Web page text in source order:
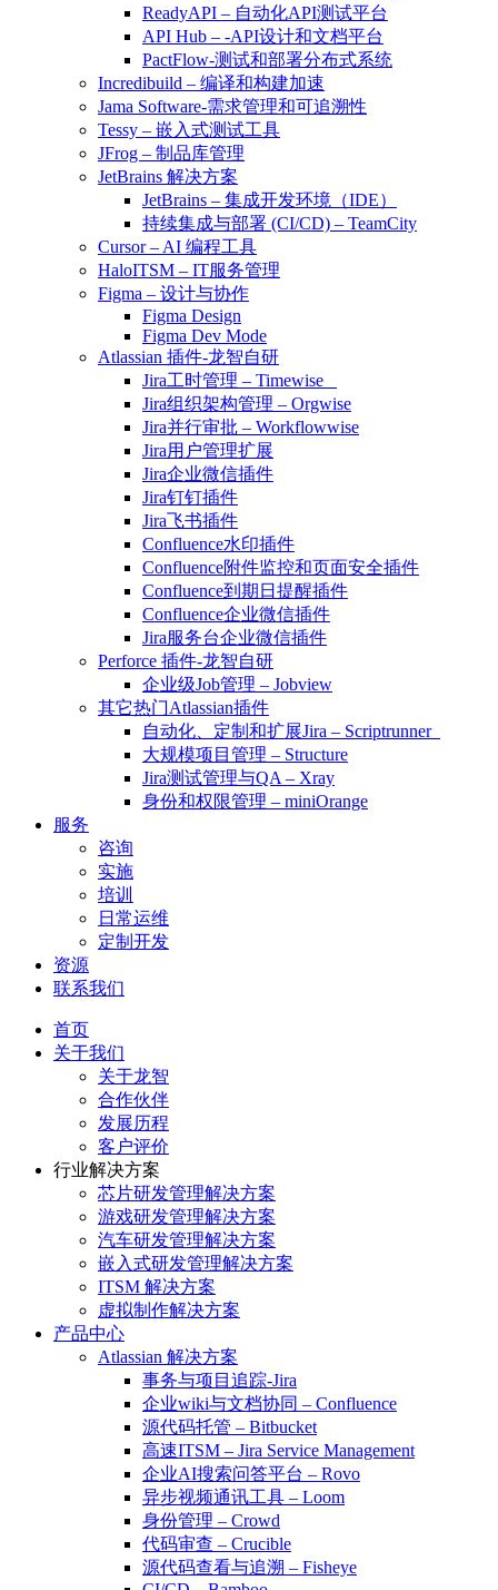
ReadyAPI – 自动化API测试平台
API Hub – -API设计和文档平台
PactFlow-测试和部署分布式系统
Incredibuild – 编译和构建加速
Jama Software-需求管理和可追溯性
Tessy – 嵌入式测试工具
JFrog – 制品库管理
JetBrains 解决方案
JetBrains – 集成开发环境（IDE）
持续集成与部署 (CI/CD) – TeamCity
Cursor – AI 编程工具
HaloITSM – IT服务管理
Figma – 设计与协作
Figma Design
Figma Dev Mode
Atlassian 插件-龙智自研
Jira工时管理 – Timewise
Jira组织架构管理 – Orgwise
Jira并行审批 – Workflowwise
Jira用户管理扩展
Jira企业微信插件
Jira钉钉插件
Jira飞书插件
Confluence水印插件
Confluence附件监控和页面安全插件
Confluence到期日提醒插件
Confluence企业微信插件
Jira服务台企业微信插件
Perforce 插件-龙智自研
企业级Job管理 – Jobview
其它热门Atlassian插件
自动化、定制和扩展Jira – Scriptrunner
大规模项目管理 – Structure
Jira测试管理与QA – Xray
身份和权限管理 – miniOrange
服务
咨询
实施
培训
日常运维
定制开发
资源
联系我们
首页
关于我们
关于龙智
合作伙伴
发展历程
客户评价
行业解决方案
芯片研发管理解决方案
游戏研发管理解决方案
汽车研发管理解决方案
嵌入式研发管理解决方案
ITSM 解决方案
虚拟制作解决方案
产品中心
Atlassian 解决方案
事务与项目追踪-Jira
企业wiki与文档协同 – Confluence
源代码托管 – Bitbucket
高速ITSM – Jira Service Management
企业AI搜索问答平台 – Rovo
异步视频通讯工具 – Loom
身份管理 – Crowd
代码审查 – Crucible
源代码查看与追溯 – Fisheye